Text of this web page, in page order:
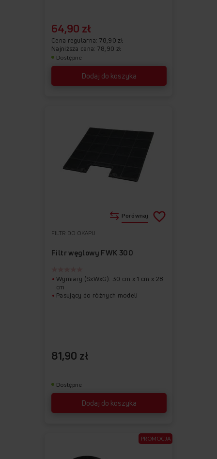
Dodaj do koszyka
64,90 zł
Cena regularna 78,90 zł
Najniższa cena: 78,90 zł
Dostępne
FILTR DO OKAPU
Filtr węglowy FWK 300
Dodaj do koszyka
Wymiary (SxWxG): 30 cm x 1 cm x 28
cm
Pasujący do różnych modeli
81,90 zł
Dostępne
Porównaj
PROMOCJA